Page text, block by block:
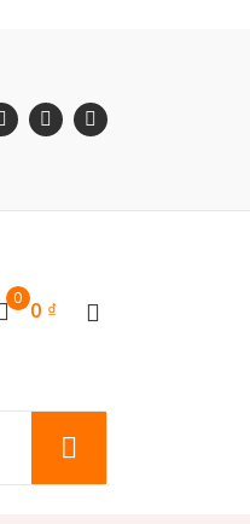
0 0 ₫